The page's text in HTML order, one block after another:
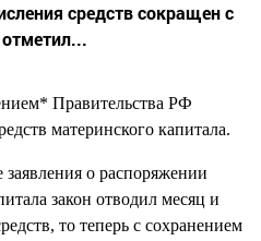
средств сокращен с
Правительства РФ
материнского капитала.
заявления о распоряжении
закон отводил месяц и
то теперь с сохранением